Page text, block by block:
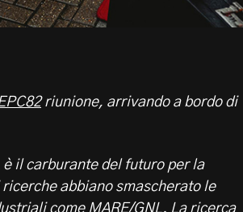
riunione, arrivando a bordo di
il carburante del futuro per la
abbiano smascherato le
come MARE/GNL. La ricerca